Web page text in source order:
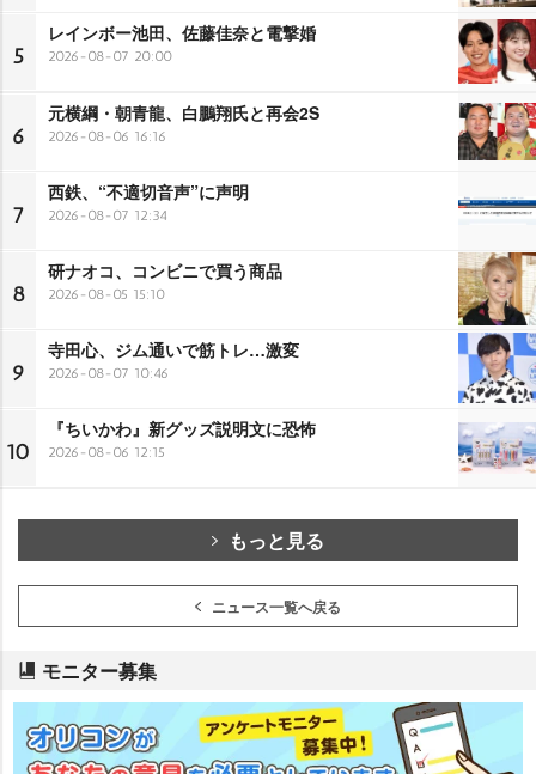
5
レインボー池田、佐藤佳奈と電撃婚
2026-08-07 20:00
6
元横綱・朝青龍、白鵬翔氏と再会2S
2026-08-06 16:16
7
西鉄、“不適切音声”に声明
2026-08-07 12:34
8
研ナオコ、コンビニで買う商品
2026-08-05 15:10
9
寺田心、ジム通いで筋トレ…激変
2026-08-07 10:46
10
『ちいかわ』新グッズ説明文に恐怖
2026-08-06 12:15
もっと見る
ニュース一覧へ戻る
モニター募集